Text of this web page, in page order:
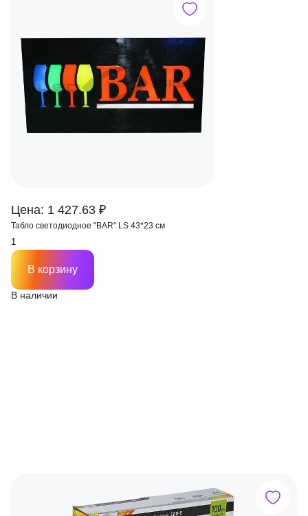
Цена: 1 427.63 ₽
Табло светодиодное "BAR" LS 43*23 см
В наличии
В корзину